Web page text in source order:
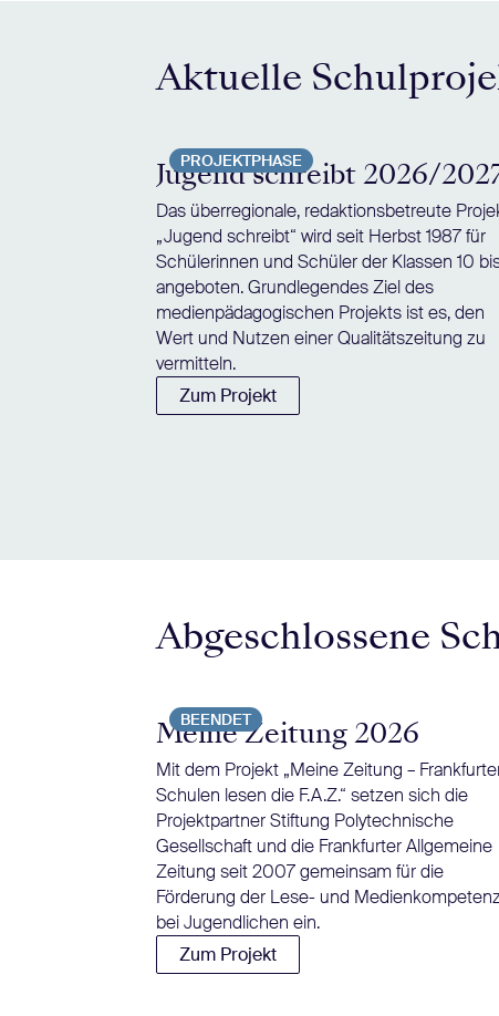
Aktuelle
PROJEKTPHASE
Jugend schreibt 2026/
Das überregionale, redaktionsbetreute
„Jugend schreibt“ wird seit Herbst 1987 für
Schülerinnen und Schüler der Klassen 10
angeboten. Grundlegendes Ziel des
medienpädagogischen Projekts ist es, den
Wert und Nutzen einer Qualitätszeitung zu
vermitteln.
Zum Projekt
Abgeschlossene
BEENDET
Meine Zeitung 2026
Mit dem Projekt „Meine Zeitung –
Schulen lesen die F.A.Z.“ setzen sich die
Projektpartner Stiftung Polytechnische
Gesellschaft und die Frankfurter Allgemeine
Zeitung seit 2007 gemeinsam für die
Förderung der Lese- und Medienkompetenz
bei Jugendlichen ein.
Zum Projekt